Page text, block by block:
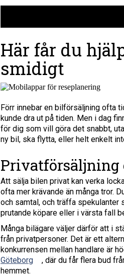
Här får du
smidigt
Förr innebar en bilförsäljning ofta
kunde dra ut på tiden. Men i dag
för dig som vill göra det snabbt,
ny bil, ska flytta, eller helt enkelt
Privatförsäljning
Att sälja bilen privat kan verka
ofta mer krävande än många tror.
och samtal, och träffa spekulanter
prutande köpare eller i värsta fall
Många bilägare väljer därför att i
från privatpersoner. Det är ett
konkurrensen mellan handlare är
Göteborg
, där du får flera bud
hemmet.